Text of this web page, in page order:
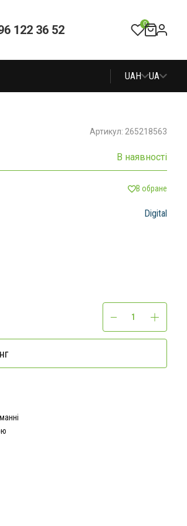
122 36 52 0
UAH UA
Артикул: 265218563
В наявності
В обране
Digital